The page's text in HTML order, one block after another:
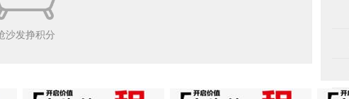
沙发挣积分